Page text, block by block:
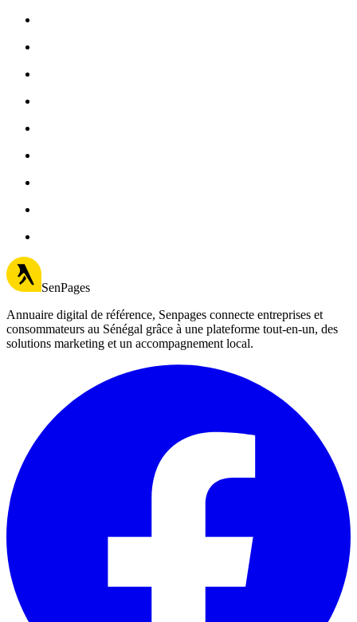
SenPages
Annuaire digital de référence, Senpages connecte entreprises et
consommateurs au Sénégal grâce à une plateforme tout-en-un, des
solutions marketing et un accompagnement local.